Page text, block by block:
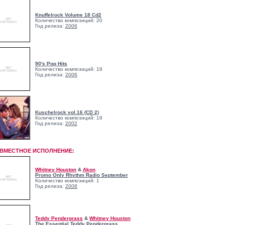
Knuffelrock Volume 18 Cd2
Количество композиций: 20
Год релиза: 2006
90's Pop Hits
Количество композиций: 18
Год релиза: 2006
Kuschelrock vol.16 (CD 2)
Количество композиций: 19
Год релиза: 2002
ИСПОЛНЕНИЕ:
Whitney Houston & Akon
Promo Only Rhythm Radio September
Количество композиций: 1
Год релиза: 2008
Teddy Pendergrass & Whitney Houston
The Essential Teddy Pendergrass